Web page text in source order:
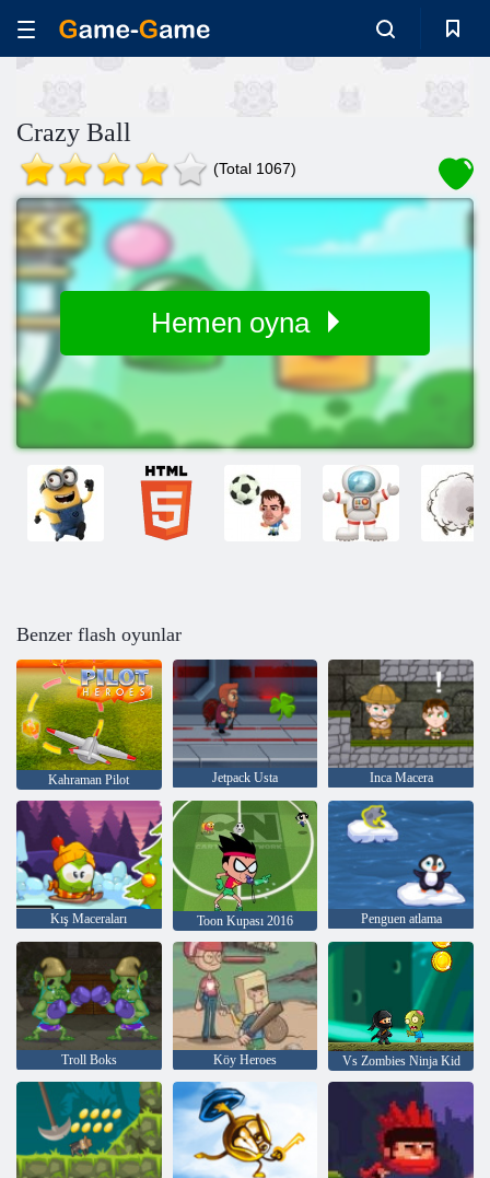
Crazy Ball
(Total 1067)
Hemen oyna
Benzer flash oyunlar
Kahraman Pilot Jetpack Usta Inca Macera
Kış Maceraları Toon Kupası 2016 Penguen atlama
Troll Boks Köy Heroes Vs Zombies Ninja Kid